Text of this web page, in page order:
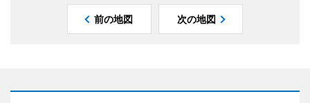
前の地図 次の地図